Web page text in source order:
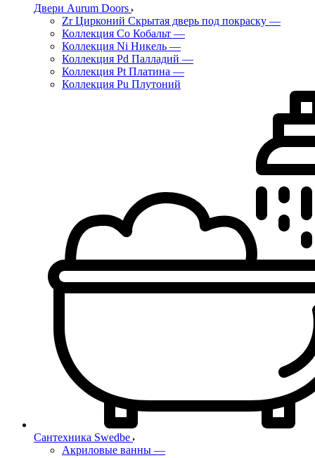
Двери Aurum Doors
Zr Цирконий Скрытая дверь под покраску —
Коллекция Co Кобальт —
Коллекция Ni Никель —
Коллекция Pd Палладий —
Коллекция Pt Платина —
Коллекция Pu Плутоний
Сантехника Swedbe
Акриловые ванны —